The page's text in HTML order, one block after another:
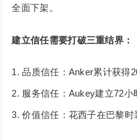
全面下架。
建立信任需要打破三重结界：
品质信任：Anker累计获得
服务信任：Aukey建立72小
价值信任：花西子在巴黎